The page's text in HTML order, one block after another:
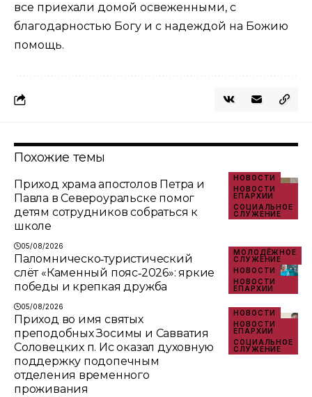
все приехали домой освеженными, с
благодарностью Богу и с надеждой на Божию
помощь.
Похожие темы
НОВОСТИ
НОВОСТИ
ЕПАРХИИ
СОЦИАЛЬНОЕ
СЛУЖЕНИЕ
Приход храма апостолов Петра и
Павла в Североуральске помог
детям сотрудников собраться к
школе
05/08/2026
МОЛОДЁЖНОЕ
СЛУЖЕНИЕ
НОВОСТИ
НОВОСТИ
ЕПАРХИИ
Паломническо‑туристический
слёт «Каменный пояс‑2026»: яркие
победы и крепкая дружба
05/08/2026
НОВОСТИ
НОВОСТИ
ЕПАРХИИ
СОЦИАЛЬНОЕ
СЛУЖЕНИЕ
Приход во имя святых
преподобных Зосимы и Савватия
Соловецких п. Ис оказал духовную
поддержку подопечным
отделения временного
проживания